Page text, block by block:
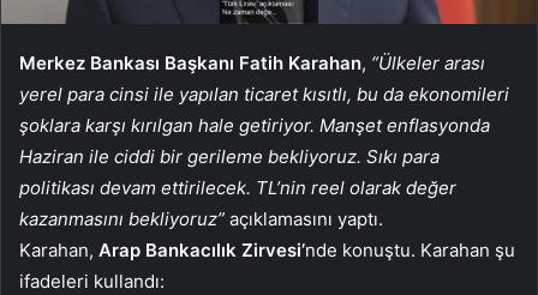
Merkez Bankası Başkanı Fatih Karahan, “Ülkeler arası
yerel para cinsi ile yapılan ticaret kısıtlı, bu da ekonomileri
şoklara karşı kırılgan hale getiriyor. Manşet enflasyonda
Haziran ile ciddi bir gerileme bekliyoruz. Sıkı para
politikası devam ettirilecek. TL’nin reel olarak değer
kazanmasını bekliyoruz” açıklamasını yaptı.
Karahan, Arap Bankacılık Zirvesi’nde konuştu. Karahan şu
ifadeleri kullandı: